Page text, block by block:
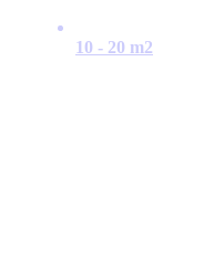
10 - 20 m2